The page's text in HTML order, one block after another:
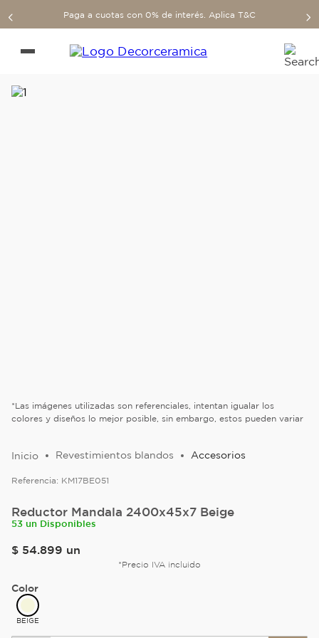
Paga a cuotas con 0% de interés. Aplica T&C
*Las imágenes utilizadas son referenciales, intentan igualar los
colores y diseños lo mejor posible, sin embargo, estos pueden variar
Revestimientos blandos Accesorios
Referencia: KM17BE051
Reductor Mandala 2400x45x7 Beige
53 un Disponibles
$ 54.899 un
*Precio IVA incluido
Color
BEIGE